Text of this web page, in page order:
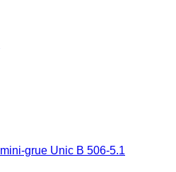
mini-grue Unic B 506-5.1